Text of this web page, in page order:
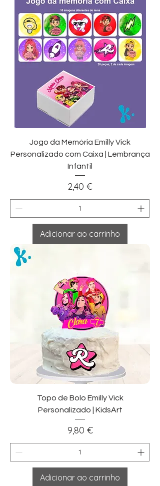
Jogo da Memória Emilly Vick
Personalizado com Caixa | Lembrança
Infantil
Preço
2,40 €
Adicionar ao carrinho
Topo de Bolo Emilly Vick
Personalizado | KidsArt
Preço
9,80 €
Adicionar ao carrinho